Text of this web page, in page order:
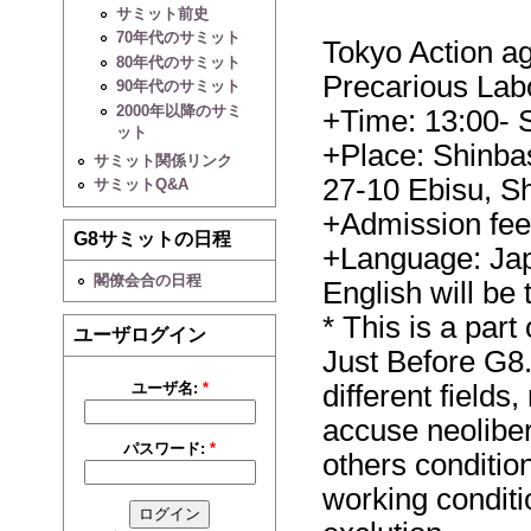
サミット前史
70年代のサミット
80年代のサミット
90年代のサミット
2000年以降のサミ
ット
サミット関係リンク
サミットQ&A
G8サミットの日程
閣僚会合の日程
ユーザログイン
ユーザ名: *
パスワード:*
Tokyo Action
Precarious
+Time: 13:00-
+Place:
27-10 Ebisu,
+Admission
+Language:
English will be
* This is a part
Just Before
different fields,
accuse
others
working